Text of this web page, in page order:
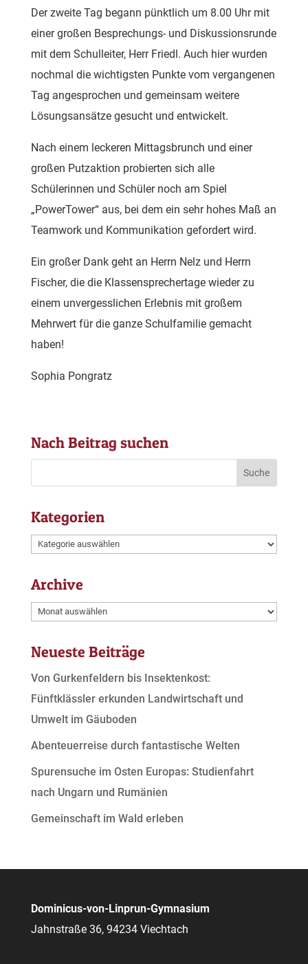
Der zweite Tag begann pünktlich um 8.00 Uhr mit
einer großen Besprechungs- und Diskussionsrunde
mit dem Schulleiter, Herr Friedl. Auch hier wurden
nochmal die wichtigsten Punkte vom vergangenen
Tag angesprochen und gemeinsam weitere
Lösungsansätze gesucht und entwickelt.
Nach einem leckeren Mittagsbrunch und einer
großen Putzaktion probierten sich alle
Schülerinnen und Schüler noch am Spiel
„PowerTower“ aus, bei dem ein sehr hohes Maß an
Teamwork und Kommunikation gefordert wird.
Ein großer Dank geht an Herrn Nelz und Herrn
Fischer, die die Klassensprechertage wieder zu
einem unvergesslichen Erlebnis mit großem
Mehrwert für die ganze Schulfamilie gemacht
haben!
Sophia Pongratz
Nach Beitrag suchen
Kategorien
Kategorien
Archive
Archive
Neueste Beiträge
Von Gurkenfeldern bis Insektenkost:
Fünftklässler erkunden Landwirtschaft und
Umwelt im Gäuboden
Abenteuerreise durch fantastische Welten
Spurensuche im Osten Europas: Studienfahrt
nach Ungarn und Rumänien
Gemeinschaft im Wald erleben
Dominicus-von-Linprun-Gymnasium
Jahnstraße 36, 94234 Viechtach